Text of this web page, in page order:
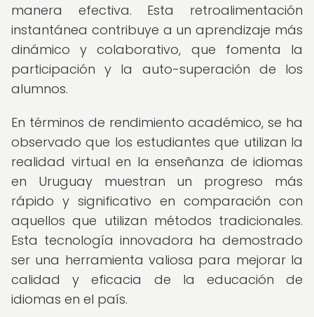
manera efectiva. Esta retroalimentación
instantánea contribuye a un aprendizaje más
dinámico y colaborativo, que fomenta la
participación y la auto-superación de los
alumnos.
En términos de rendimiento académico, se ha
observado que los estudiantes que utilizan la
realidad virtual en la enseñanza de idiomas
en Uruguay muestran un progreso más
rápido y significativo en comparación con
aquellos que utilizan métodos tradicionales.
Esta tecnología innovadora ha demostrado
ser una herramienta valiosa para mejorar la
calidad y eficacia de la educación de
idiomas en el país.